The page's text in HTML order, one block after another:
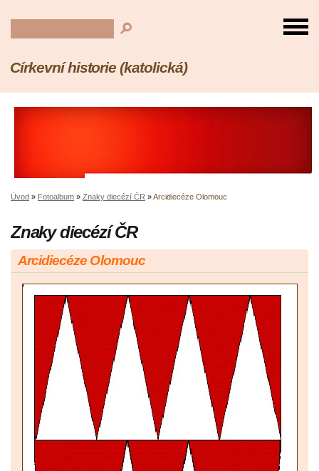
Církevní historie (katolická)
Úvod » Fotoalbum » Znaky diecézí ČR »Arcidiecéze Olomouc
Znaky diecézí ČR
Arcidiecéze Olomouc